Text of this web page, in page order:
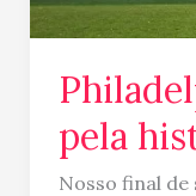
pela
Nosso final de